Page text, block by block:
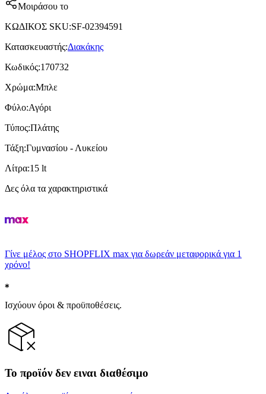
Μοιράσου το
ΚΩΔΙΚΟΣ SKU:SF-02394591
Κατασκευαστής:Διακάκης
Κωδικός:170732
Χρώμα:Μπλε
Φύλο:Αγόρι
Τύπος:Πλάτης
Τάξη:Γυμνασίου - Λυκείου
Λίτρα:15 lt
Δες όλα τα χαρακτηριστικά
Γίνε μέλος στο SHOPFLIX max για δωρεάν μεταφορικά για 1
χρόνο!
Ισχύουν όροι & προϋποθέσεις.
Το προϊόν δεν ειναι διαθέσιμο